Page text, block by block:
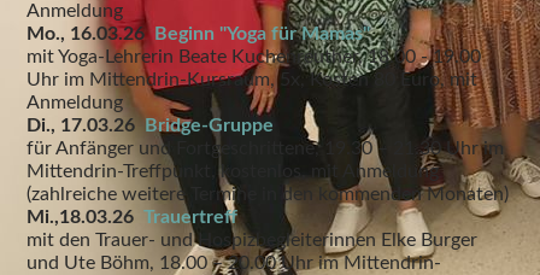
Anmeldung
Mo., 16.03.26 Beginn "Yoga für Mamas"
mit Yoga-Lehrerin Beate Kuchenreuther, 18.00 - 19.00
Uhr im Mittendrin-Kursraum, 5x, Kosten 80 Euro, mit
Anmeldung
Di., 17.03.26
Bridge-Gruppe
für Anfänger und Fortgeschrittene, 19.30 – 21.30 Uhr im
Mittendrin-Treffpunkt, kostenlos, mit Anmeldung
(zahlreiche weitere Termine in den kommenden Monaten)
Mi.,18.03.26Trauertreff
mit den Trauer- und Hospizbegleiterinnen Elke Burger
und Ute Böhm, 18.00 – 20.00 Uhr im Mittendrin-